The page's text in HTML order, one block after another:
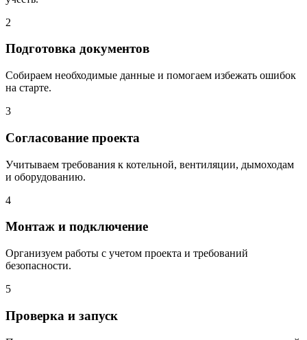
2
Подготовка документов
Собираем необходимые данные и помогаем избежать ошибок
на старте.
3
Согласование проекта
Учитываем требования к котельной, вентиляции, дымоходам
и оборудованию.
4
Монтаж и подключение
Организуем работы с учетом проекта и требований
безопасности.
5
Проверка и запуск